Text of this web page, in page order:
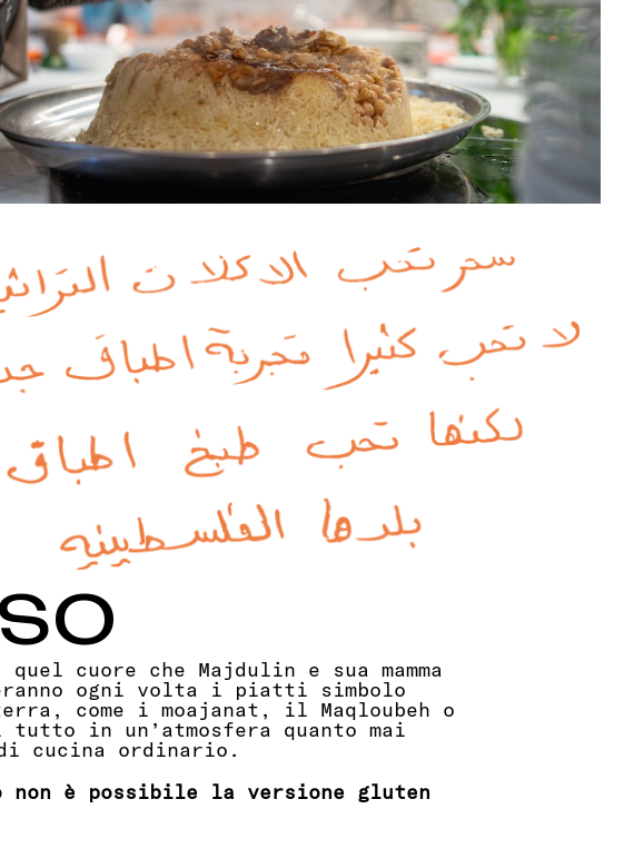
cuore che Majdulin e sua mamma
ogni volta i piatti simbolo
come i moajanat, il Maqloubeh o
in un’atmosfera quanto mai
di cucina ordinario.
non è possibile la versione gluten